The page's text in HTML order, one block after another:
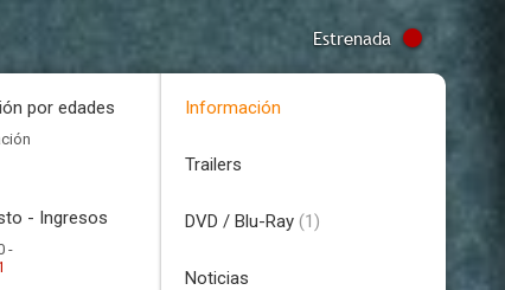
Estrenada
por edades
- Ingresos
-
Información
Trailers
DVD / Blu-Ray (1)
Noticias